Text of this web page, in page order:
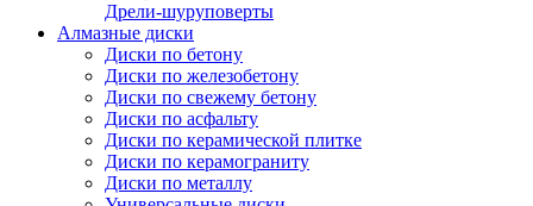
Дрели-шуруповерты
Алмазные диски
Диски по бетону
Диски по железобетону
Диски по свежему бетону
Диски по асфальту
Диски по керамической плитке
Диски по керамограниту
Диски по металлу